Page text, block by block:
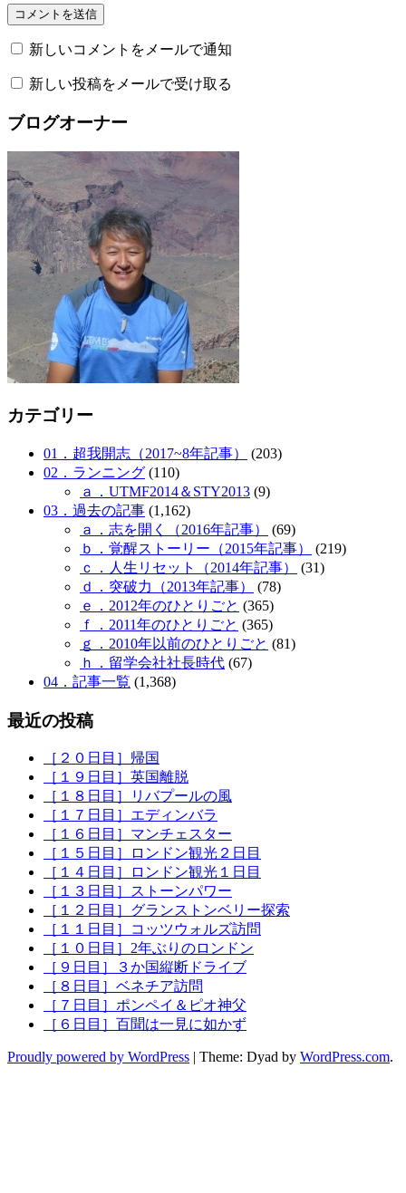
新しいコメントをメールで通知
新しい投稿をメールで受け取る
ブログオーナー
カテゴリー
01．超我開志（2017~8年記事）
(203)
02．ランニング (110)
ａ．UTMF2014＆STY2013 (9)
03．過去の記事 (1,162)
ａ．志を開く（2016年記事）
(69)
ｂ．覚醒ストーリー（2015年記事）
(219)
ｃ．人生リセット（2014年記事）
(31)
ｄ．突破力（2013年記事）
(78)
ｅ．2012年のひとりごと (365)
ｆ．2011年のひとりごと (365)
ｇ．2010年以前のひとりごと (81)
ｈ．留学会社社長時代 (67)
04．記事一覧 (1,368)
最近の投稿
［２０日目］帰国
［１９日目］英国離脱
［１８日目］リバプールの風
［１７日目］エディンバラ
［１６日目］マンチェスター
［１５日目］ロンドン観光２日目
［１４日目］ロンドン観光１日目
［１３日目］ストーンパワー
［１２日目］グランストンベリー探索
［１１日目］コッツウォルズ訪問
［１０日目］2年ぶりのロンドン
［９日目］３か国縦断ドライブ
［８日目］ベネチア訪問
［７日目］ポンペイ＆ピオ神父
［６日目］百聞は一見に如かず
Proudly powered by WordPress | Theme: Dyad by WordPress.com.